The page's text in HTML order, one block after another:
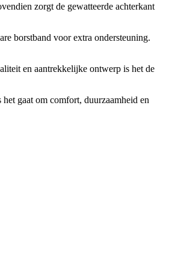
zorgt de gewatteerde achterkant
borstband voor extra ondersteuning.
en aantrekkelijke ontwerp is het de
gaat om comfort, duurzaamheid en